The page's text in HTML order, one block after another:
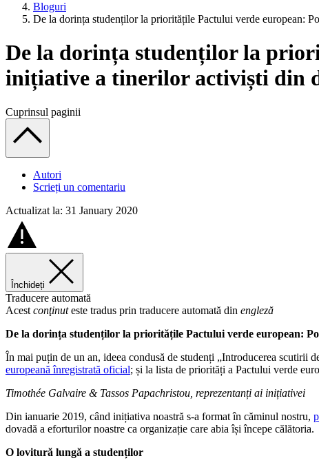
Bloguri
De la dorința studenților la prioritățile Pactului verde european:
De la dorința studenților la
inițiative a tinerilor activiști din
Cuprinsul paginii
Autori
Scrieți un comentariu
Actualizat la: 31 January 2020
Închideți
Traducere automată
Acest conţinuteste tradus prin traducere automată din engleză
De la dorința studenților la prioritățile Pactului verde european:
În mai puțin de un an, ideea condusă de studenți „Introducerea
europeană înregistrată oficial; și la lista de priorități a Pactului verde
Timothée Galvaire & Tassos Papachristou, reprezentanți ai inițiativei
Din ianuarie 2019, când inițiativa noastră s-a format în căminul nostru,
dovadă a eforturilor noastre ca organizație care abia își începe călătoria.
O lovitură lungă a studenților